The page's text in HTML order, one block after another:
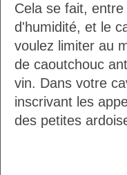
Cela se fait,
d'humidité, et le
voulez limiter au
de caoutchouc
vin. Dans votre
inscrivant les
des petites